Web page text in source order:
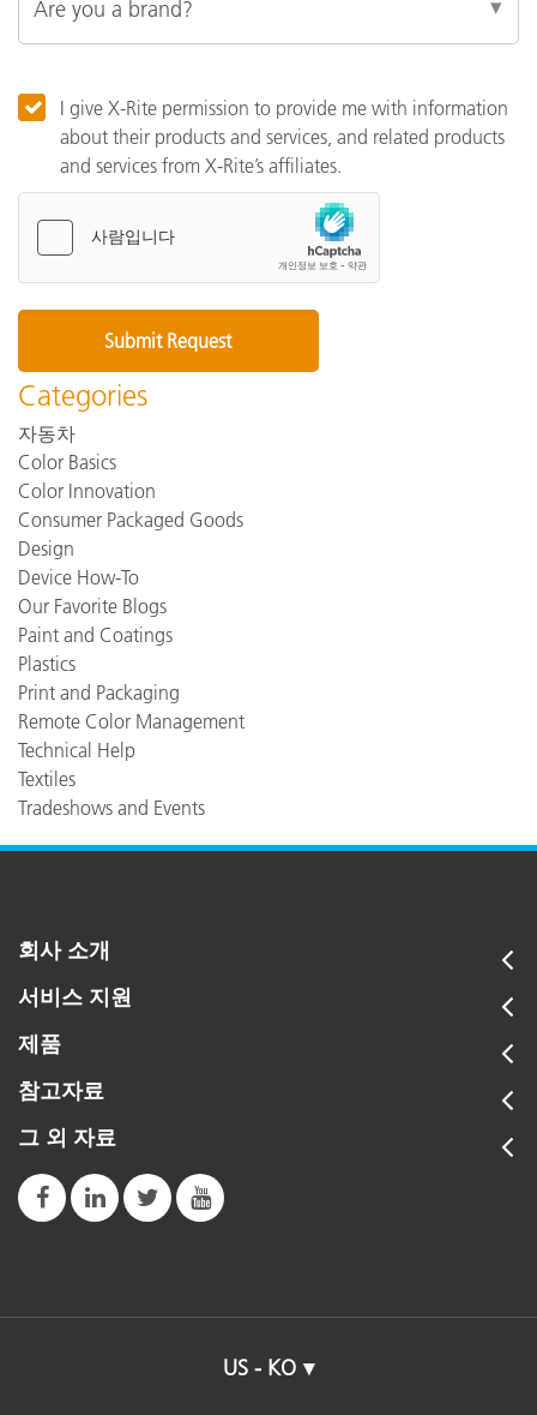
I give X-Rite permission to provide me with information
about their products and services, and related products
and services from X-Rite’s affiliates.
Categories
자동차
Color Basics
Color Innovation
Consumer Packaged Goods
Design
Device How-To
Our Favorite Blogs
Paint and Coatings
Plastics
Print and Packaging
Remote Color Management
Technical Help
Textiles
Tradeshows and Events
회사 소개
서비스 지원
제품
참고자료
그 외 자료
US - KO